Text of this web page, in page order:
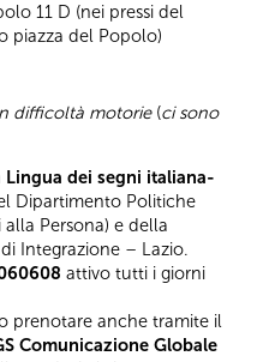
11 D (nei pressi del
piazza del Popolo)
difficoltà motorie(ci sono
Lingua dei segni italiana-
Dipartimento Politiche
alla Persona) e della
Integrazione – Lazio.
attivo tutti i giorni
prenotare anche tramite il
Comunicazione Globale